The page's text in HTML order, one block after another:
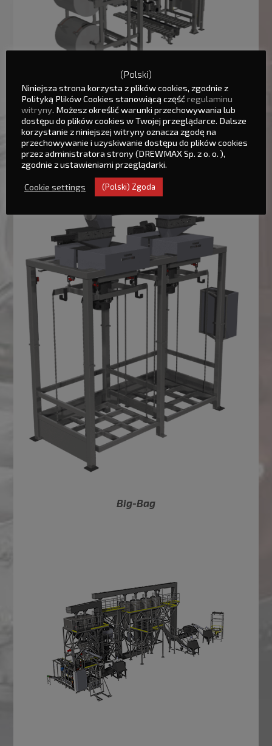
Капюшонувальні машини
Big-Bag
(Polski)
Niniejsza strona korzysta z plików cookies, zgodnie z
Polityką Plików Cookies stanowiącą częśćregulaminu
witryny. Możesz określić warunki przechowywania lub
dostępu do plików cookies w Twojej przeglądarce. Dalsze
korzystanie z niniejszej witryny oznacza zgodę na
przechowywanie i uzyskiwanie dostępu do plików cookies
przez administratora strony (DREWMAX Sp. z o. o. ),
zgodnie z ustawieniami przeglądarki.
Cookie settings (Polski) Zgoda